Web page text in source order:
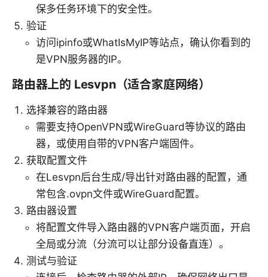
保多任务环境下的安全性。
验证
访问ipinfo或WhatIsMyIP等站点，确认你看到的
是VPN服务器的IP。
路由器上的 Lesvpn（适合家庭网络）
选择兼容的路由器
需要支持OpenVPN或WireGuard等协议的路由
器，或使用自带的VPN客户端固件。
获取配置文件
在Lesvpn后台生成/导出针对路由器的配置，通
常包含.ovpn文件或WireGuard配置。
路由器设置
将配置文件导入路由器的VPN客户端页面，开启
全局或分流（分流可以让部分设备直连）。
测试与验证